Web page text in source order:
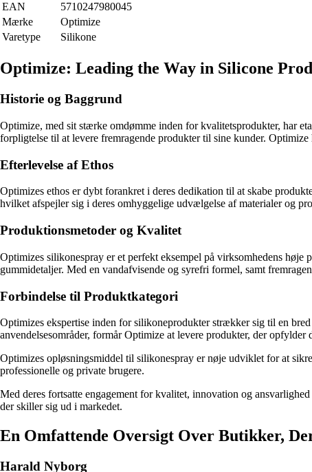
EAN
5710247980045
Mærke
Optimize
Varetype
Silikone
Optimize: Leading the Way in Silicone
Historie og Baggrund
Optimize, med sit stærke omdømme inden for kvalitetsprodukter, har
forpligtelse til at levere fremragende produkter til sine kunder.
Efterlevelse af Ethos
Optimizes ethos er dybt forankret i deres dedikation til at skabe
hvilket afspejler sig i deres omhyggelige udvælgelse af materialer og
Produktionsmetoder og Kvalitet
Optimizes silikonespray er et perfekt eksempel på virksomhedens
gummidetaljer. Med en vandafvisende og syrefri formel, samt
Forbindelse til Produktkategori
Optimizes ekspertise inden for silikoneprodukter strækker sig til en
anvendelsesområder, formår Optimize at levere produkter, der opfylder
Optimizes opløsningsmiddel til silikonespray er nøje udviklet for at
professionelle og private brugere.
Med deres fortsatte engagement for kvalitet, innovation og
der skiller sig ud i markedet.
En Omfattende Oversigt Over Butikker,
Harald Nyborg